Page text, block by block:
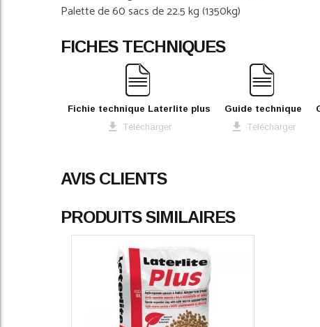
Palette de 60 sacs de 22.5 kg (1350kg)
FICHES TECHNIQUES
Fichie technique Laterlite plus
Télécharger
Guide technique
Télécharger
AVIS CLIENTS
PRODUITS SIMILAIRES